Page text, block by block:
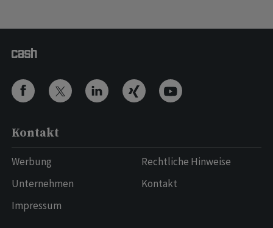
Kontakt
Werbung
Unternehmen
Impressum
Rechtliche Hinweise
Kontakt